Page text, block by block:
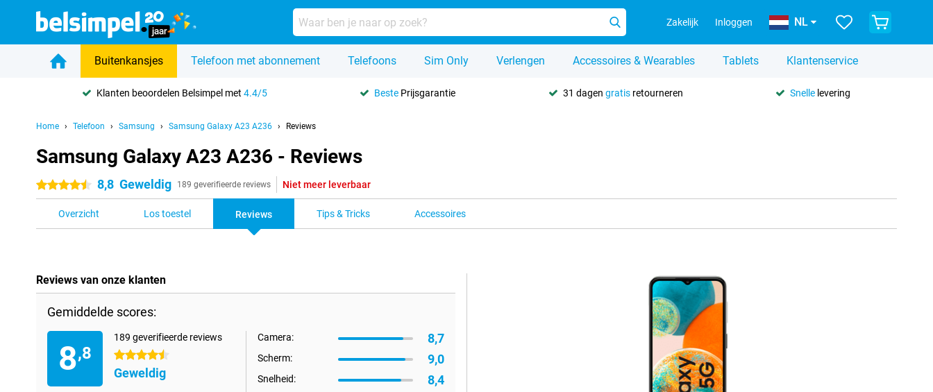
Zakelijk Inloggen NL
Buitenkansjes Telefoon met abonnement Telefoons Sim Only Verlengen Accessoires & Wearables Tablets Klantenservice
Klanten beoordelen Belsimpel met4.4/5 Beste Prijsgarantie 31 dagen gratisretourneren Snellelevering
Home Telefoon Samsung Samsung Galaxy A23 A236 Reviews
Samsung Galaxy A23 A236 - Reviews
4.5 sterren 8,8 Geweldig 189 geverifieerde reviews Niet meer leverbaar
Overzicht Los toestel Reviews Tips & Tricks Accessoires
Reviews van onze klanten
Gemiddelde scores:
8,8
189 geverifieerde reviews
4.5 sterren
Geweldig
Camera: 8,7
Scherm: 9,0
Snelheid: 8,4